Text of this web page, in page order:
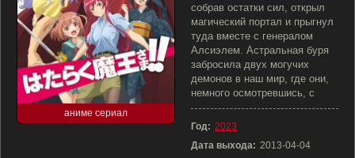
аниме сериал
собрав остатки сил, открыл
магический портал и прыгнул
туда вместе с генералом
Алсиэлем. Астральная буря
забросила двух могучих
демонов в наш мир, где они,
немного осмотревшись, с
Год: 2023
Дата выхода: 2013-04-04